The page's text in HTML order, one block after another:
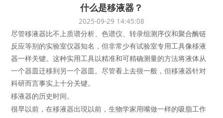
什么是移液器？
2025-09-29 14:45:08
尽管移液器 比不上质谱分析、色谱仪、转录组测序仪和聚合酶链
反应等别的实验室仪器知名，但非常少有试验室专用工具像移液
器一样关键。这种实用工具以精准和可精确测量的方法将液体从
一个器皿迁移到另一个器皿。尽管看上去很一般，但移液器针对
科研而言事实上十分关键。
移液器的历史时间。
很早以前，在移液器出現以前，生物学家用嘴做一样的吸脂工作